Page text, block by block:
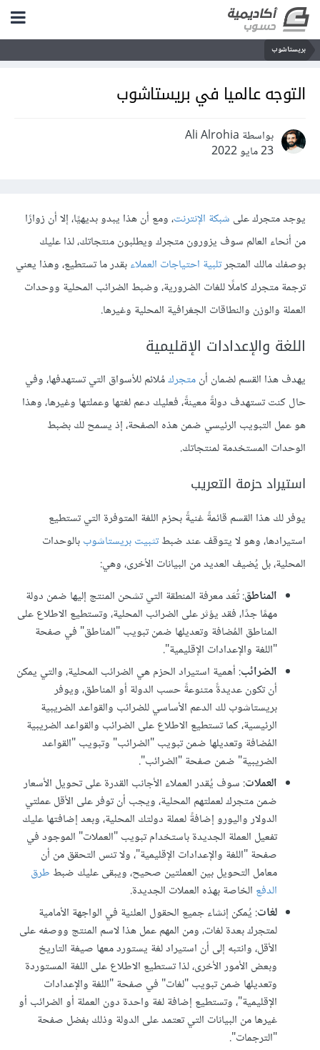
بريستاشوب
التوجه عالميا في بريستاشوب
بواسطة Ali Alrohia
23 مايو 2022
يوجد متجرك على شبكة الإنترنت، ومع أن هذا يبدو بديهيًا، إلا أن زوارًا
من أنحاء العالم سوف يزورون متجرك ويطلبون منتجاتك، لذا عليك
بوصفك مالك المتجرتلبية احتياجات العملاءبقدر ما تستطيع، وهذا يعني
ترجمة متجرك كاملًا للغات الضرورية، وضبط الضرائب المحلية ووحدات
العملة والوزن والنطاقات الجغرافية المحلية وغيرها.
اللغة والإعدادات الإقليمية
يهدف هذا القسم لضمان أنمتجركمُلائم للأسواق التي تستهدفها، وفي
حال كنت تستهدف دولةً معينةً، فعليك دعم لغتها وعملتها وغيرها، وهذا
هو عمل التبويب الرئيسي ضمن هذه الصفحة، إذ يسمح لك بضبط
الوحدات المستخدمة لمنتجاتك.
استيراد حزمة التعريب
يوفر لك هذا القسم قائمةً غنيةً بحزم اللغة المتوفرة التي تستطيع
استيرادها، وهو لا يتوقف عند ضبطتثبيت بريستاشوببالوحدات
المحلية، بل يُضيف العديد من البيانات الأخرى، وهي:
المناطق: تُعَد معرفة المنطقة التي تشحن المنتج إليها ضمن دولة
مهمًا جدًا، فقد يؤثر على الضرائب المحلية، وتستطيع الاطلاع على
المناطق المُضافة وتعديلها ضمن تبويب "المناطق" في صفحة
"اللغة والإعدادات الإقليمية".
الضرائب: أهمية استيراد الحزم هي الضرائب المحلية، والتي يمكن
أن تكون عديدةً متنوعةً حسب الدولة أو المناطق، ويوفر
بريستاشوب لك الدعم الأساسي للضرائب والقواعد الضريبية
الرئيسية، كما تستطيع الاطلاع على الضرائب والقواعد الضريبية
المُضافة وتعديلها ضمن تبويب "الضرائب" وتبويب "القواعد
الضريبية" ضمن صفحة "الضرائب".
العملات: سوف يُقدر العملاء الأجانب القدرة على تحويل الأسعار
ضمن متجرك لعملتهم المحلية، ويجب أن توفر على الأقل عملتي
الدولار واليورو إضافةً لعملة دولتك المحلية، وبعد إضافتها عليك
تفعيل العملة الجديدة باستخدام تبويب "العملات" الموجود في
صفحة "اللغة والإعدادات الإقليمية"، ولا تنس التحقق من أن
معامل التحويل بين العملتين صحيح، ويبقى عليك ضبططرق
الدفع الخاصة بهذه العملات الجديدة.
لغات: يُمكن إنشاء جميع الحقول العلنية في الواجهة الأمامية
لمتجرك بعدة لغات، ومن المهم عمل هذا لاسم المنتج ووصفه على
الأقل، وانتبه إلى أن استيراد لغة يستورد معها صيغة التاريخ
وبعض الأمور الأخرى، لذا تستطيع الاطلاع على اللغة المستوردة
وتعديلها ضمن تبويب "لغات" في صفحة "اللغة والإعدادات
الإقليمية"، وتستطيع إضافة لغة واحدة دون العملة أو الضرائب أو
غيرها من البيانات التي تعتمد على الدولة وذلك بفضل صفحة
"الترجمات".